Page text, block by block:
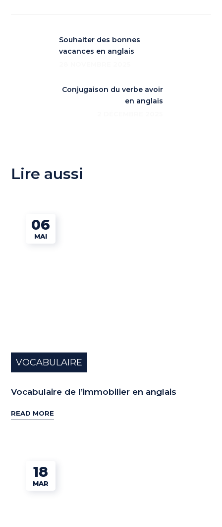
Souhaiter des bonnes
vacances en anglais
Conjugaison du verbe avoir
en anglais
Lire aussi
06
MAI
VOCABULAIRE
Vocabulaire de l’immobilier en anglais
READ MORE
18
MAR